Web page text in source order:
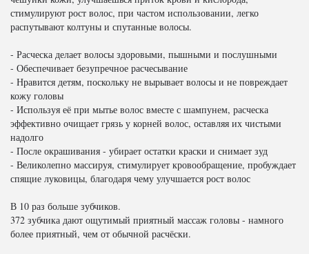
стимулируют рост волос, при частом использовании, легко
распутывают колтуны и спутанные волосы.
- Расческа делает волосы здоровыми, пышными и послушными
- Обеспечивает безупречное расчесывание
- Нравится детям, поскольку не вырывает волосы и не повреждает
кожу головы
- Используя её при мытье волос вместе с шампунем, расческа
эффективно очищает грязь у корней волос, оставляя их чистыми
надолго
- После окрашивания - убирает остатки краски и снимает зуд
- Великолепно массируя, стимулирует кровообращение, пробуждает
спящие луковицы, благодаря чему улучшается рост волос
В 10 раз больше зубчиков.
372 зубчика дают ощутимый приятный массаж головы - намного
более приятный, чем от обычной расчёски.